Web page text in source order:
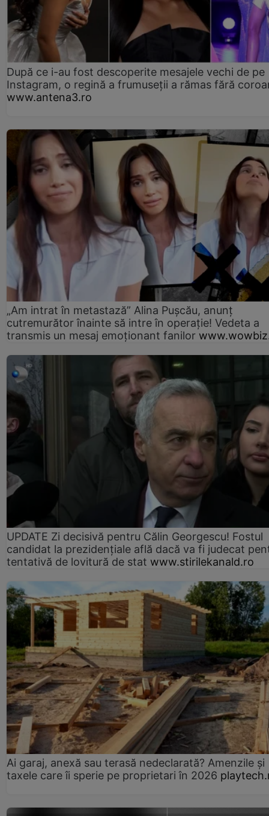
După ce i-au fost descoperite mesajele vechi de pe
Instagram, o regină a frumuseții a rămas fără
www.antena3.ro
„Am intrat în metastază” Alina Pușcău, anunț
cutremurător înainte să intre în operație! Vedeta a
transmis un mesaj emoționant fanilor
UPDATE Zi decisivă pentru Călin Georgescu! Fostul
candidat la prezidențiale află dacă va fi judecat
tentativă de lovitură de stat www.stirilekanald.ro
Ai garaj, anexă sau terasă nedeclarată? Amenzile și
taxele care îi sperie pe proprietari în 2026